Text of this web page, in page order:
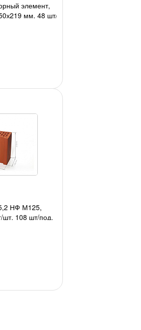
элемент,
мм, 48 шт/
НФ М125,
шт, 108 шт/под,